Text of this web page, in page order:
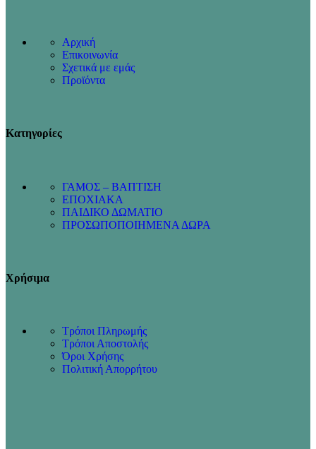
Αρχική
Επικοινωνία
Σχετικά με εμάς
Προϊόντα
Κατηγορίες
ΓΑΜΟΣ – ΒΑΠΤΙΣΗ
ΕΠΟΧΙΑΚΑ
ΠΑΙΔΙΚΟ ΔΩΜΑΤΙΟ
ΠΡΟΣΩΠΟΠΟΙΗΜΕΝΑ ΔΩΡΑ
Χρήσιμα
Τρόποι Πληρωμής
Τρόποι Αποστολής
Όροι Χρήσης
Πολιτική Απορρήτου